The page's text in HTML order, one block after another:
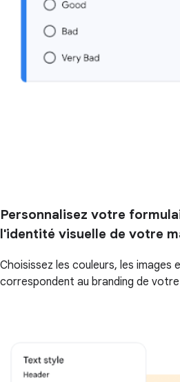
Personnalisez votre
l'identité visuelle de votre
Choisissez les couleurs, les images
correspondent au branding de